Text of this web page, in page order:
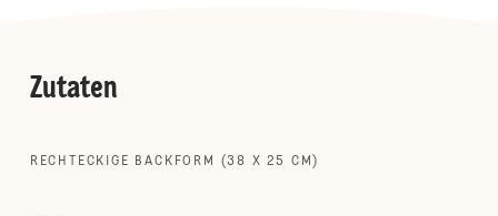
Zutaten
RECHTECKIGE BACKFORM (38 X 25 CM)